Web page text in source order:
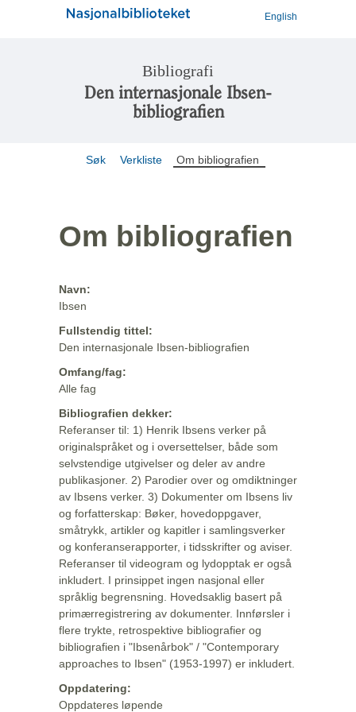
English
Bibliografi
Den internasjonale Ibsen-
bibliografien
Søk Verkliste Om bibliografien
Om bibliografien
Navn:
Ibsen
Fullstendig tittel:
Den internasjonale Ibsen-bibliografien
Omfang/fag:
Alle fag
Bibliografien dekker:
Referanser til: 1) Henrik Ibsens verker på
originalspråket og i oversettelser, både som
selvstendige utgivelser og deler av andre
publikasjoner. 2) Parodier over og omdiktninger
av Ibsens verker. 3) Dokumenter om Ibsens liv
og forfatterskap: Bøker, hovedoppgaver,
småtrykk, artikler og kapitler i samlingsverker
og konferanserapporter, i tidsskrifter og aviser.
Referanser til videogram og lydopptak er også
inkludert. I prinsippet ingen nasjonal eller
språklig begrensning. Hovedsaklig basert på
primærregistrering av dokumenter. Innførsler i
flere trykte, retrospektive bibliografier og
bibliografien i "Ibsenårbok" / "Contemporary
approaches to Ibsen" (1953-1997) er inkludert.
Oppdatering:
Oppdateres løpende